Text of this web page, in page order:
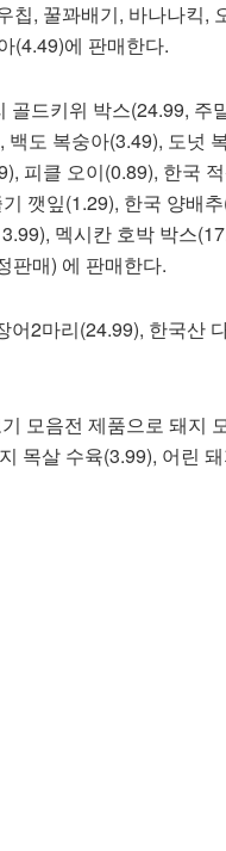
칩, 꿀꽈배기, 바나나킥,
(4.49)에 판매한다.
골드키위 박스(24.99, 주
백도 복숭아(3.49), 도넛
피클 오이(0.89), 한국
깻잎(1.29), 한국 양배
멕시칸 호박 박스
판매) 에 판매한다.
2마리(24.99), 한국산
모음전 제품으로 돼지
목살 수육(3.99), 어린